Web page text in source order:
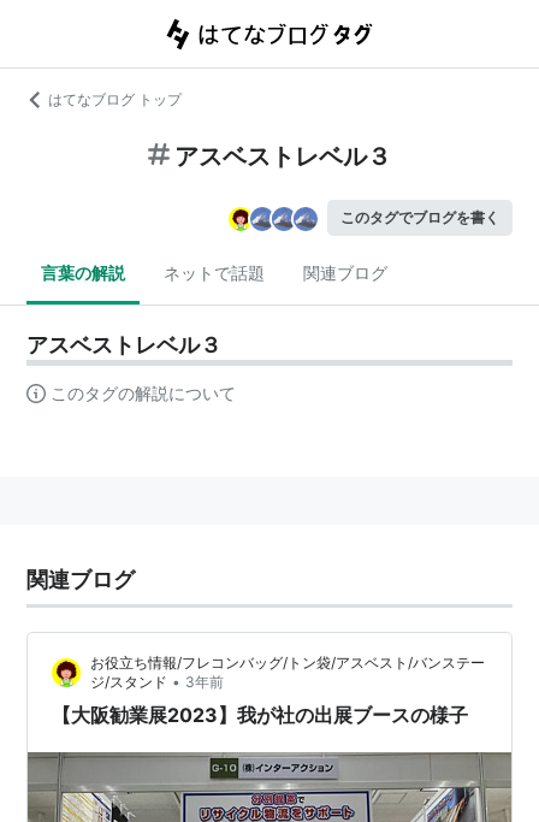
はてなブログ トップ
アスベストレベル３
このタグでブログを書く
言葉の解説 ネットで話題 関連ブログ
アスベストレベル３
このタグの解説について
関連ブログ
お役立ち情報/フレコンバッグ/トン袋/アスベスト/バンステー
ジ/スタンド • 3年前
【大阪勧業展2023】我が社の出展ブースの様子